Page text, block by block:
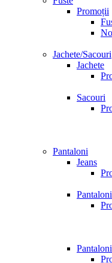
Promoții
Jachete/Sacouri
Jachete
Sacouri
Pantaloni
Jeans